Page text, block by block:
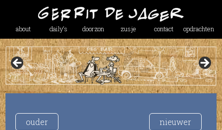
about daily’s doorzon zusje contact opdrachten
ouder nieuwer